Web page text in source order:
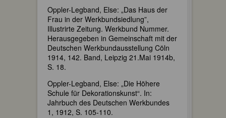
Oppler-Legband, Else: „Das Haus der
Frau in der Werkbundsiedlung”,
Illustrirte Zeitung. Werkbund Nummer.
Herausgegeben in Gemeinschaft mit der
Deutschen Werkbundausstellung Cöln
1914, 142. Band, Leipzig 21.Mai 1914b,
S. 18.
Oppler-Legband, Else: „Die Höhere
Schule für Dekorationskunst“. In:
Jahrbuch des Deutschen Werkbundes
1, 1912, S. 105-110.